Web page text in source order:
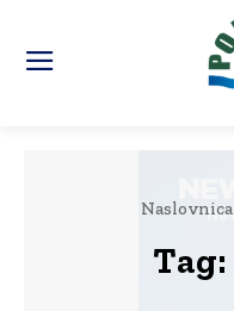
Naslovnica
Tag: